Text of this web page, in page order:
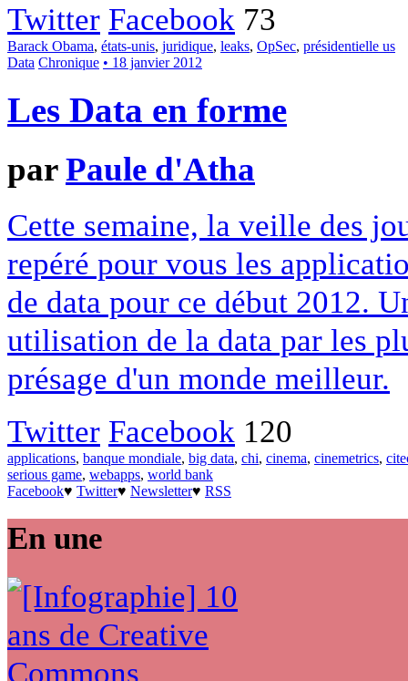
Twitter Facebook 73
Barack Obama, états-unis, juridique, leaks, OpSec, présidentielle us
Data Chronique • 18 janvier 2012
Les Data en forme
parPaule d'Atha
Cette semaine, la veille des
repéré pour vous les
de data pour ce début 2012.
utilisation de la data par les
présage d'un monde meilleur.
Twitter Facebook 120
applications, banque mondiale, big data, chi, cinema, cinemetrics,
serious game, webapps, world bank
Facebook♥ Twitter♥ Newsletter♥ RSS
En une